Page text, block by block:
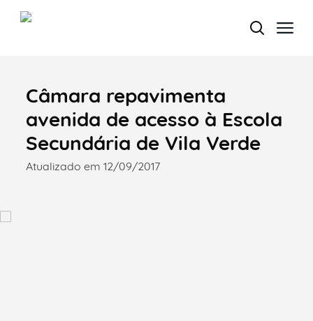
Termo de Pesquisa
Câmara repavimenta
avenida de acesso à Escola
Secundária de Vila Verde
Atualizado em 12/09/2017